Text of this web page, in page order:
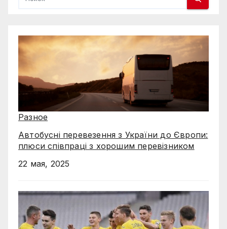
Разное
Автобусні перевезення з України до Європи:
плюси співпраці з хорошим перевізником
22 мая, 2025